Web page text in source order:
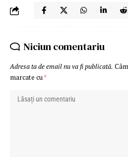
Niciun comentariu
Adresa ta de email nu va fi publicată.
marcate cu*